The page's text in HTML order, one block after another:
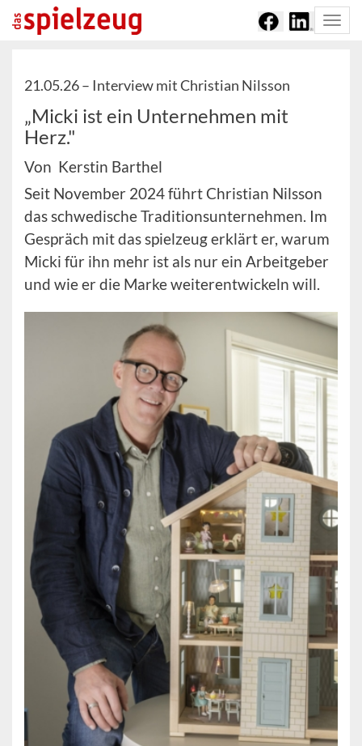
21.05.26 – Interview mit Christian Nilsson
„Micki ist ein Unternehmen mit
Herz."
Von Kerstin Barthel
Seit November 2024 führt Christian Nilsson
das schwedische Traditionsunternehmen. Im
Gespräch mit das spielzeug erklärt er, warum
Micki für ihn mehr ist als nur ein Arbeitgeber
und wie er die Marke weiterentwickeln will.